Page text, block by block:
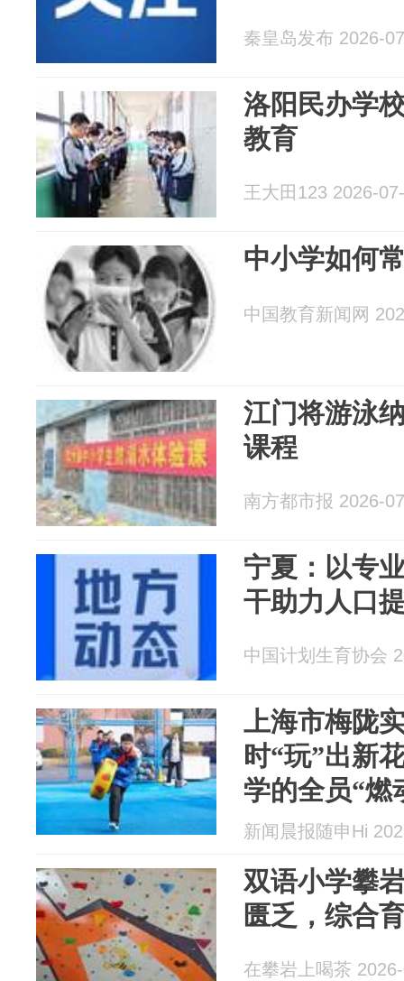
秦皇岛发布 2026-
洛阳民办学
教育
王大田123 2026-
中小学如何
中国教育新闻网
江门将游泳
课程
南方都市报 2026-
宁夏：以专
干助力人口
中国计划生育协会
上海市梅陇
时“玩”出新
学的全员“燃
新闻晨报随申Hi
双语小学攀
匮乏，综合
在攀岩上喝茶